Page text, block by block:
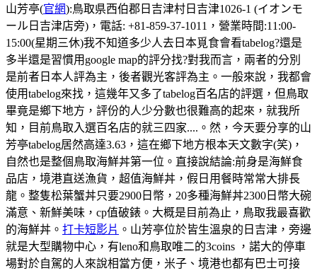
山芳亭(官網):鳥取県西伯郡日吉津村日吉津1026-1 (イオンモ
ール日吉津店旁)，電話: +81-859-37-1011，營業時間:11:00-
15:00(星期三休)我不知道多少人去日本覓食會看tabelog?還是
多半還是習慣用google map的評分找?對我而言，兩者的分別
是前者日本人評為主，後者觀光客評為主。一般來說，我都會
使用tabelog來找，這幾年又多了tabelog百名店的評選，但鳥取
畢竟是鄉下地方，評份的人少分數也很難高的起來，就我所
知，目前鳥取入選百名店的就三四家....。然，今天要分享的山
芳亭tabelog居然高達3.63，這在鄉下地方根本天文數字(笑)，
自然也是整個鳥取海鮮丼第一位。直接說結論:前身是海鮮食
品店，境港直送漁貨，超值海鮮丼，假日用餐時常常大排長
龍。整隻松葉蟹丼只要2900日幣，20多種海鮮丼2300日幣大碗
滿意、新鮮美味，cp值破錶。大概是目前為止，鳥取我最喜歡
的海鮮丼。 打卡短影片 。山芳亭位於皆生溫泉的日吉津，旁邊
就是大型購物中心，有leno和鳥取唯二的3coins ，諾大的停車
場對於自駕的人來說相當方便，米子、境港也都有巴士可接